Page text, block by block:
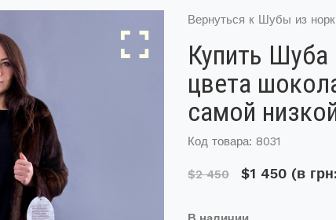
Вернуться к Шубы из
Купить Шуба
цвета
самой
Код товара: 8031
$2 450 $1 450(в